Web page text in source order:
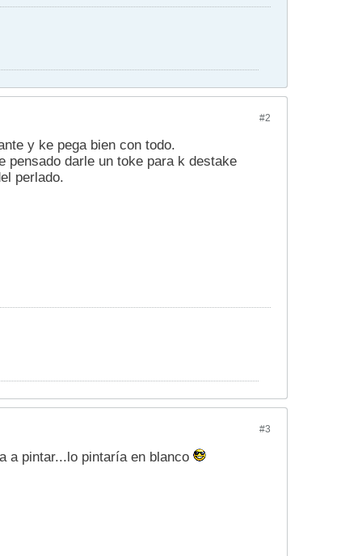
#2
y ke pega bien con todo.
pensado darle un toke para k destake
perlado.
#3
a pintar...lo pintaría en blanco